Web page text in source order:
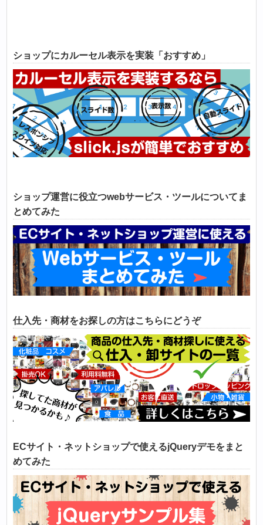
ショップにカルーセル表示を実装「おすすめ」
ショップ運営に役立つwebサービス・ツールについてま
とめてみた
仕入先・商材をお探しの方はこちらにどうぞ
ECサイト・ネットショップで使えるjQueryデモをまと
めてみた